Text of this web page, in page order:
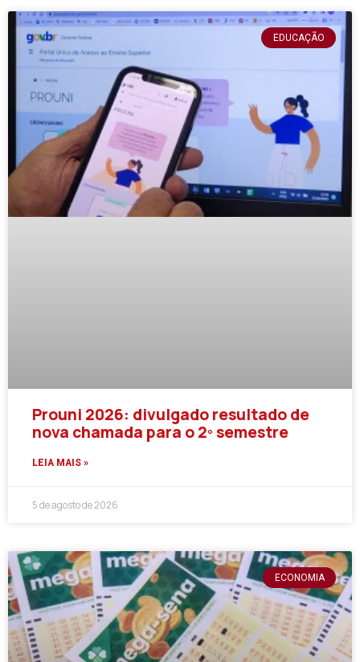
EDUCAÇÃO
Prouni 2026: divulgado resultado de
nova chamada para o 2º semestre
LEIA MAIS »
5 de agosto de 2026
ECONOMIA